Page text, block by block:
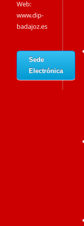
Web:
www.dip-
badajoz.es
Sede
Electrónica